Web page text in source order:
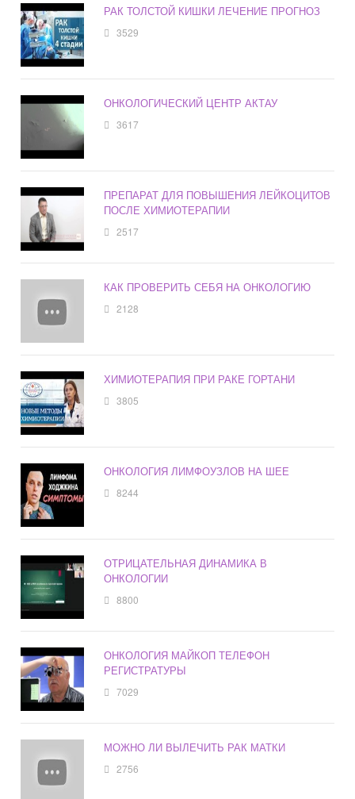
РАК ТОЛСТОЙ КИШКИ ЛЕЧЕНИЕ ПРОГНОЗ
3529
ОНКОЛОГИЧЕСКИЙ ЦЕНТР АКТАУ
3617
ПРЕПАРАТ ДЛЯ ПОВЫШЕНИЯ ЛЕЙКОЦИТОВ
ПОСЛЕ ХИМИОТЕРАПИИ
2517
КАК ПРОВЕРИТЬ СЕБЯ НА ОНКОЛОГИЮ
2128
ХИМИОТЕРАПИЯ ПРИ РАКЕ ГОРТАНИ
3805
ОНКОЛОГИЯ ЛИМФОУЗЛОВ НА ШЕЕ
8244
ОТРИЦАТЕЛЬНАЯ ДИНАМИКА В
ОНКОЛОГИИ
8800
ОНКОЛОГИЯ МАЙКОП ТЕЛЕФОН
РЕГИСТРАТУРЫ
7029
МОЖНО ЛИ ВЫЛЕЧИТЬ РАК МАТКИ
2756